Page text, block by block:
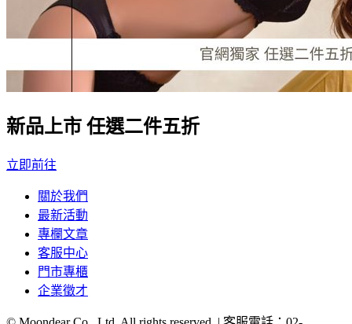
新品上市 任選二件五折
立即前往
關於我們
最新活動
專欄文章
客服中心
門市專櫃
企業徵才